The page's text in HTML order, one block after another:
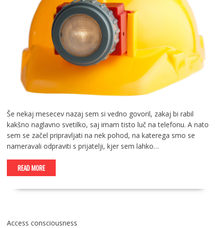
Še nekaj mesecev nazaj sem si vedno govoril, zakaj bi rabil
kakšno naglavno svetilko, saj imam tisto luč na telefonu. A nato
sem se začel pripravljati na nek pohod, na katerega smo se
nameravali odpraviti s prijatelji, kjer sem lahko…
READ MORE
Access consciousness